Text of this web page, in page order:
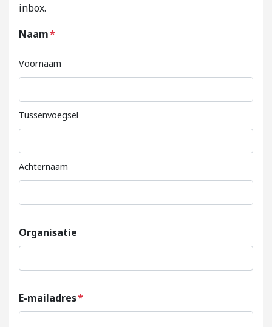
inbox.
Naam*
Voornaam
Tussenvoegsel
Achternaam
Organisatie
E-mailadres*